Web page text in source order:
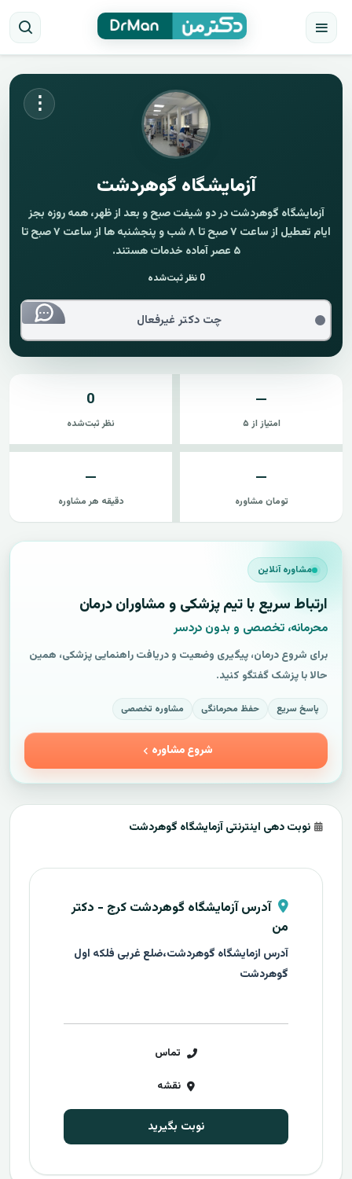
⋮
آزمایشگاه گوهردشت
آزمایشگاه گوهردشت در دو شیفت صبح و بعد از ظهر، همه روزه بجز
ایام تعطیل از ساعت ۷ صبح تا ۸ شب و پنجشنبه ها از ساعت ۷ صبح تا
۵ عصر آماده خدمات هستند.
0 نظر ثبت‌شده
چت دکتر غیرفعال
—
امتیاز از ۵
0
نظر ثبت‌شده
—
تومان مشاوره
—
دقیقه هر مشاوره
مشاوره آنلاین
ارتباط سریع با تیم پزشکی و مشاوران درمان
محرمانه، تخصصی و بدون دردسر
برای شروع درمان، پیگیری وضعیت و دریافت راهنمایی پزشکی، همین
حالا با پزشک گفتگو کنید.
پاسخ سریع حفظ محرمانگی مشاوره تخصصی
شروع مشاوره
نوبت دهی اینترنتی آزمایشگاه گوهردشت
آدرس آزمایشگاه گوهردشت کرج - دکتر
من
آدرس ازمایشگاه گوهردشت،ضلع غربی فلکه اول
گوهردشت
تماس
نقشه
نوبت بگیرید